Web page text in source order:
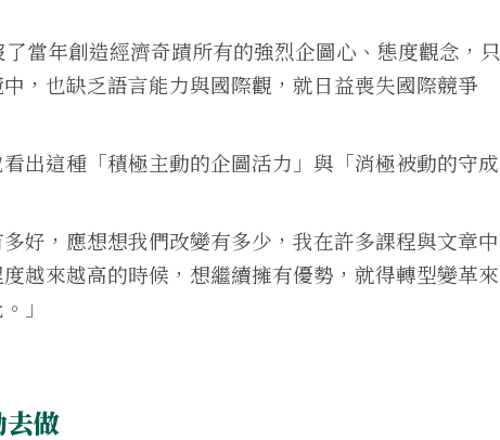
當年創造經濟奇蹟所有的強烈企圖心、態度觀念，只
，也缺乏語言能力與國際觀，就日益喪失國際競爭
出這種「積極主動的企圖活力」與「消極被動的守成
好，應想想我們改變有多少，我在許多課程與文章中
越來越高的時候，想繼續擁有優勢，就得轉型變革來
」
做